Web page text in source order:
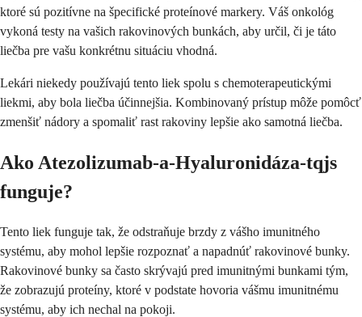
ktoré sú pozitívne na špecifické proteínové markery. Váš onkológ
vykoná testy na vašich rakovinových bunkách, aby určil, či je táto
liečba pre vašu konkrétnu situáciu vhodná.
Lekári niekedy používajú tento liek spolu s chemoterapeutickými
liekmi, aby bola liečba účinnejšia. Kombinovaný prístup môže pomôcť
zmenšiť nádory a spomaliť rast rakoviny lepšie ako samotná liečba.
Ako Atezolizumab-a-Hyaluronidáza-tqjs
funguje?
Tento liek funguje tak, že odstraňuje brzdy z vášho imunitného
systému, aby mohol lepšie rozpoznať a napadnúť rakovinové bunky.
Rakovinové bunky sa často skrývajú pred imunitnými bunkami tým,
že zobrazujú proteíny, ktoré v podstate hovoria vášmu imunitnému
systému, aby ich nechal na pokoji.